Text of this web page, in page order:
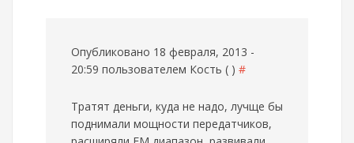
Опубликовано 18 февраля, 2013 -
20:59 пользователем Кость ( ) #
Тратят деньги, куда не надо, лучще бы
поднимали мощности передатчиков,